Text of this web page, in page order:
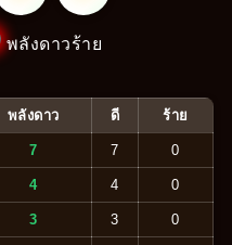
พลังดาวร้าย
พลังดาว ดี ร้าย
7 7 0
4 4 0
3 3 0